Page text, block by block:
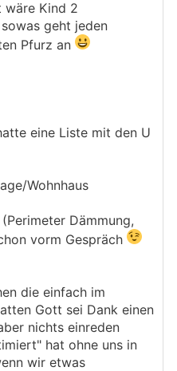
wäre Kind 2
geht jeden
Pfurz an
eine Liste mit den U
Wohnhaus
Dämmung,
vorm Gespräch
die einfach im
Gott sei Dank einen
nichts einreden
hat ohne uns in
wir etwas